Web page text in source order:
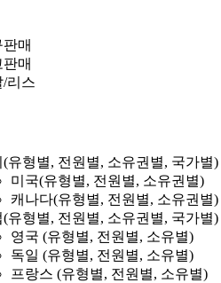
매
매
/리스
(유형별, 전원별, 소유권별, 국가별)
미국(유형별, 전원별, 소유권별)
캐나다(유형별, 전원별, 소유권별)
(유형별, 전원별, 소유권별, 국가별)
영국 (유형별, 전원별, 소유별)
독일 (유형별, 전원별, 소유별)
프랑스 (유형별, 전원별, 소유별)